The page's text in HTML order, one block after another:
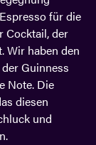
für die
Cocktail, der
Wir haben den
Guinness
Note. Die
diesen
und